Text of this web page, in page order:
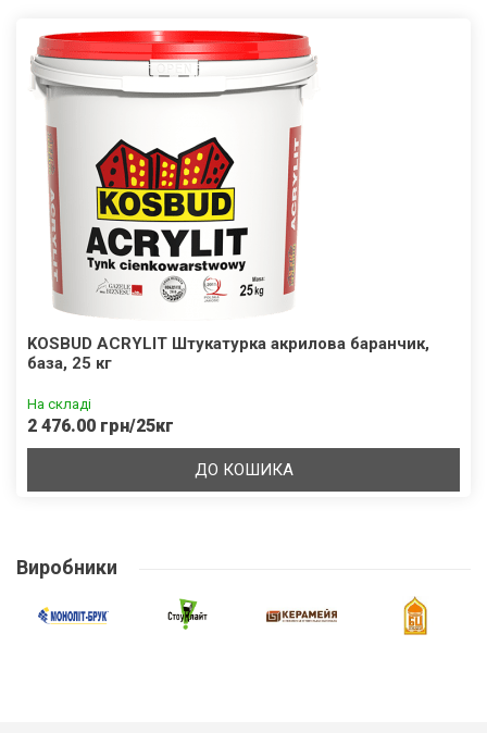
KOSBUD ACRYLIT Штукатурка акрилова баранчик,
база, 25 кг
На складі
2 476.00 грн/25кг
ДО КОШИКА
Виробники